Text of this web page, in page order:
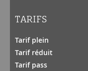
TARIFS
Tarif plein
Tarif réduit
Tarif pass